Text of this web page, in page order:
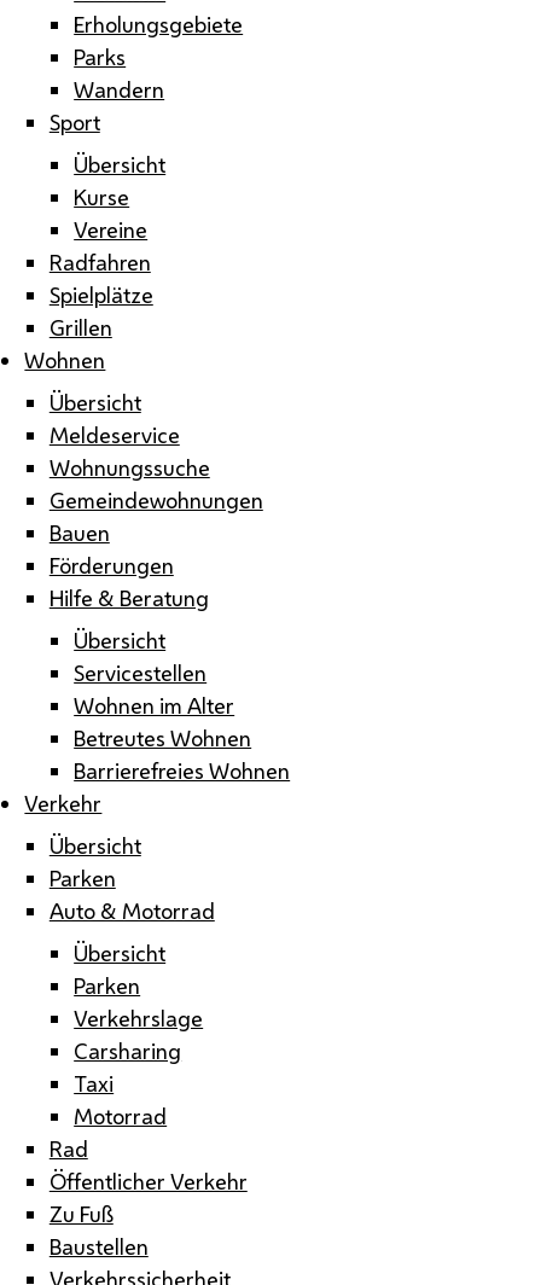
Erholungsgebiete
Parks
Wandern
Sport
Übersicht
Kurse
Vereine
Radfahren
Spielplätze
Grillen
Wohnen
Übersicht
Meldeservice
Wohnungssuche
Gemeindewohnungen
Bauen
Förderungen
Hilfe & Beratung
Übersicht
Servicestellen
Wohnen im Alter
Betreutes Wohnen
Barrierefreies Wohnen
Verkehr
Übersicht
Parken
Auto & Motorrad
Übersicht
Parken
Verkehrslage
Carsharing
Taxi
Motorrad
Rad
Öffentlicher Verkehr
Zu Fuß
Baustellen
Verkehrssicherheit